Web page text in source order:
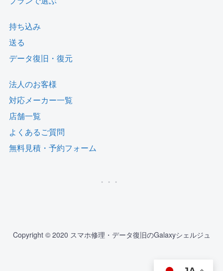
持ち込み
送る
データ復旧・復元
法人のお客様
対応メーカー一覧
店舗一覧
よくあるご質問
無料見積・予約フォーム
Copyright © 2020 スマホ修理・データ復旧のGalaxyシェルジュ